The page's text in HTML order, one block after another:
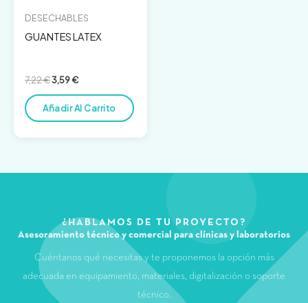
DESECHABLES
GUANTES LATEX
7,22€3,59€
Añadir Al Carrito
¿HABLAMOS DE TU PROYECTO?
Asesoramiento técnico y comercial para clínicas y laboratorios
Cuéntanos qué necesitas y te proponemos la opción más
adecuada en equipamiento, materiales, digitalización o soporte
técnico.